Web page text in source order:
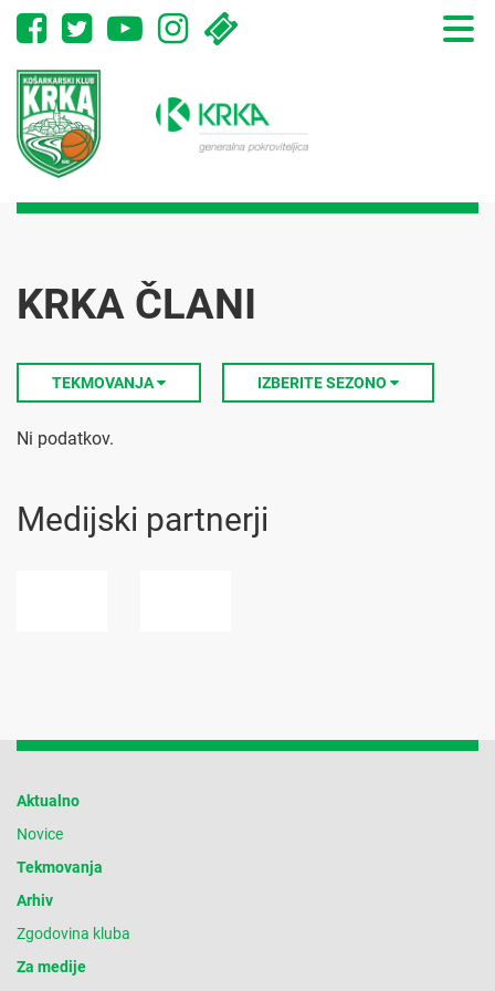
Toggle
KRKA ČLANI
TEKMOVANJA IZBERITE SEZONO
Ni podatkov.
Medijski partnerji
Aktualno
Novice
Tekmovanja
Arhiv
Zgodovina kluba
Za medije